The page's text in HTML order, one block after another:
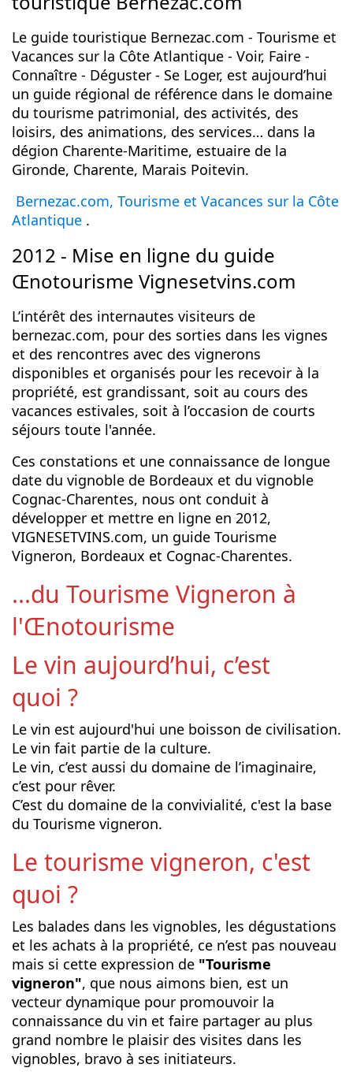
Le guide touristique Bernezac.com - Tourisme et
Vacances sur la Côte Atlantique - Voir, Faire -
Connaître - Déguster - Se Loger, est aujourd’hui
un guide régional de référence dans le domaine
du tourisme patrimonial, des activités, des
loisirs, des animations, des services… dans la
dégion Charente-Maritime, estuaire de la
Gironde, Charente, Marais Poitevin.
Bernezac.com, Tourisme et Vacances sur la Côte
Atlantique .
2012 - Mise en ligne du guide
Œnotourisme Vignesetvins.com
L’intérêt des internautes visiteurs de
bernezac.com, pour des sorties dans les vignes
et des rencontres avec des vignerons
disponibles et organisés pour les recevoir à la
propriété, est grandissant, soit au cours des
vacances estivales, soit à l’occasion de courts
séjours toute l'année.
Ces constations et une connaissance de longue
date du vignoble de Bordeaux et du vignoble
Cognac-Charentes, nous ont conduit à
développer et mettre en ligne en 2012,
VIGNESETVINS.com, un guide Tourisme
Vigneron, Bordeaux et Cognac-Charentes.
...du Tourisme Vigneron à
l'Œnotourisme
Le vin aujourd’hui, c’est
quoi ?
Le vin est aujourd'hui une boisson de civilisation.
Le vin fait partie de la culture.
Le vin, c’est aussi du domaine de l’imaginaire,
c’est pour rêver.
C’est du domaine de la convivialité, c'est la base
du Tourisme vigneron.
Le tourisme vigneron, c'est
quoi ?
Les balades dans les vignobles, les dégustations
et les achats à la propriété, ce n’est pas nouveau
mais si cette expression de "Tourisme
vigneron", que nous aimons bien, est un
vecteur dynamique pour promouvoir la
connaissance du vin et faire partager au plus
grand nombre le plaisir des visites dans les
vignobles, bravo à ses initiateurs.